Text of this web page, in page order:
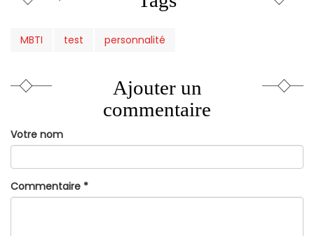
MBTI test personnalité
Ajouter un
commentaire
Votre nom
Commentaire *